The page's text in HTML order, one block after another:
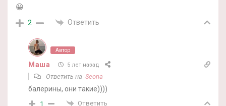
😀
2 Ответить
Автор
Маша 5 лет назад
Ответить на Seona
балерины, они такие))))
1 Ответить